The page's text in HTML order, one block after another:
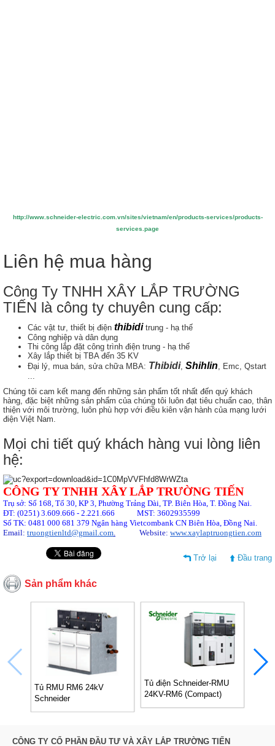
http://www.schneider-electric.com.vn/sites/vietnam/en/products-services/products-
services.page
Liên hệ mua hàng
Công Ty TNHH XÂY LẮP TRƯỜNG
TIẾN là công ty chuyên cung cấp:
Các vật tư, thiết bị điện thibidi trung - hạ thế
Công nghiệp và dân dụng
Thi công lắp đặt công trình điện trung - hạ thế
Xây lắp thiết bị TBA đến 35 KV
Đại lý, mua bán, sửa chữa MBA: Thibidi Shihlin , Emc, Qstart
Chúng tôi cam kết mang đến những sản phẩm tốt nhất đến quý khách
hàng, đặc biệt những sản phẩm của chúng tôi luôn đạt tiêu chuẩn cao, thân
thiện với môi trường, luôn phù hợp với điều kiên vận hành của mạng lưới
điện Việt Nam.
Mọi chi tiết quý khách hàng vui lòng liên
hệ:
CÔNG TY TNHH XÂY LẮP TRƯỜNG TIẾN
Trụ sở: Số 168, Tổ 30, KP 3, Phường Trảng Dài, TP. Biên Hòa, T. Đồng Nai.
ĐT: (0251) 3.609.666 - 2.221.666 MST: 3602935599
Số TK: 0481 000 681 379 Ngân hàng Vietcombank CN Biên Hòa, Đồng Nai.
Email: truongtienltd@gmail.com Website: www.xaylaptruongtien.com
Trở lại Đầu trang
Sản phẩm khác
Tủ RMU RM6 24kV
Schneider
Tủ điện Schneider-RMU
24KV-RM6 (Compact)
CÔNG TY CỔ PHẦN ĐẦU TƯ VÀ XÂY LẮP TRƯỜNG TIẾN